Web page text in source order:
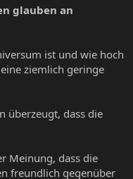
glauben an
ist und wie hoch
ziemlich geringe
überzeugt, dass die
Meinung, dass die
freundlich gegenüber